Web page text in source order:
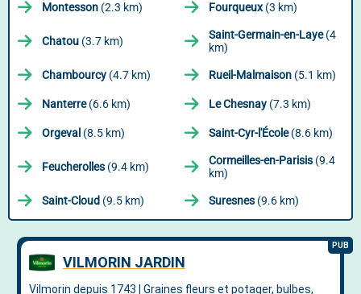
Montesson (2.3 km) Fourqueux(3 km)
Chatou (3.7 km) Saint-Germain-en-Laye(4
km)
Chambourcy (4.7 km) Rueil-Malmaison (5.1 km)
Nanterre(6.6 km) Le Chesnay (7.3 km)
Orgeval (8.5 km) Saint-Cyr-l'École(8.6 km)
Feucherolles (9.4 km) Cormeilles-en-Parisis (9.4
km)
Saint-Cloud (9.5 km) Suresnes (9.6 km)